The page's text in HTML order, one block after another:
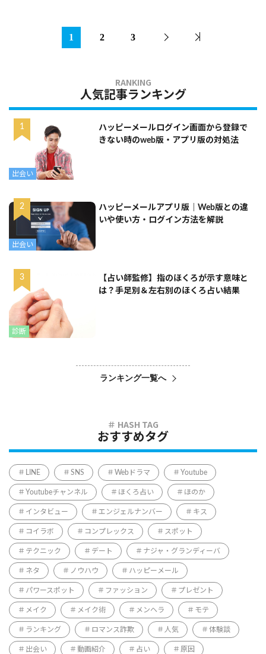
1 2 3
人気記事ランキング
出会い
ハッピーメールログイン画面から登録で
きない時のweb版・アプリ版の対処法
出会い
ハッピーメールアプリ版｜Web版との違
いや使い方・ログイン方法を解説
診断
【占い師監修】指のほくろが示す意味と
は？手足別＆左右別のほくろ占い結果
ランキング一覧へ
おすすめタグ
LINE SNS Webドラマ Youtube
Youtubeチャンネル ほくろ占い ほのか
インタビュー エンジェルナンバー キス
コイラボ コンプレックス スポット
テクニック デート ナジャ・グランディーバ
ネタ ノウハウ ハッピーメール
パワースポット ファッション プレゼント
メイク メイク術 メンヘラ モテ
ランキング ロマンス詐欺 人気 体験談
出会い 動画紹介 占い 原因